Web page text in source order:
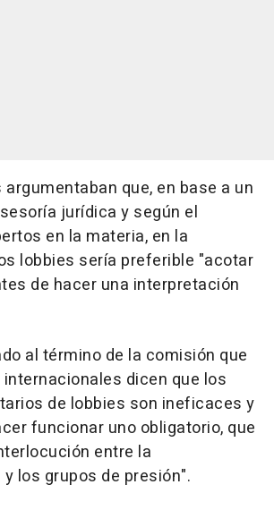
que, en base a un
jurídica y según el
en la materia, en la
lobbies sería preferible "acotar
de hacer una interpretación
al término de la comisión que
dicen que los
de lobbies son ineficaces y
funcionar uno obligatorio, que
entre la
los grupos de presión".